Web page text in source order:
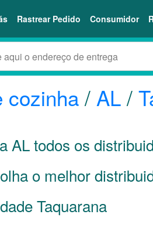
Rastrear Pedido Consumidor
cozinha/ AL/
ALtodos os
o melhor
Taquarana